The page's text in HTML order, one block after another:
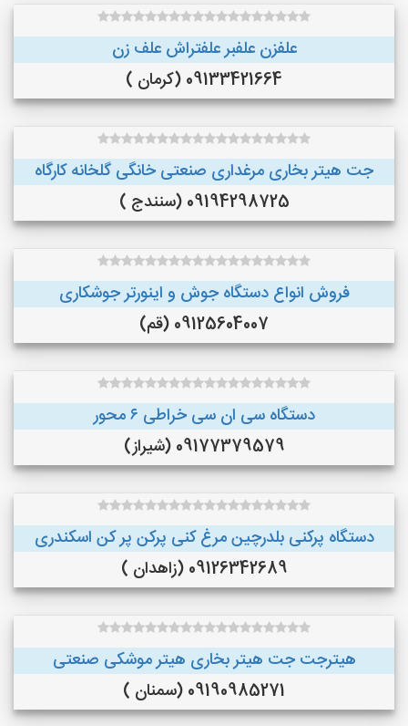
علفزن علفبر علفتراش علف زن
09133421664 (کرمان )
جت هیتر بخاری مرغداری صنعتی خانگی گلخانه کارگاه
09194298725 (سنندج )
فروش انواع دستگاه جوش و اینورتر جوشکاری
09125604007 (قم)
دستگاه سی ان سی خراطی ۶ محور
09177379579 (شیراز)
دستگاه پرکنی بلدرچین مرغ کنی پرکن پر کن اسکندری
09126342689 (زاهدان )
هیترجت جت هیتر بخاری هیتر موشکی صنعتی
09190985271 (سمنان )